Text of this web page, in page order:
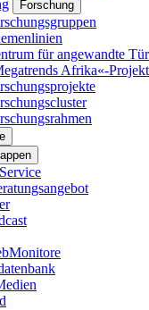
Forschung
für angewandte
Afrika«-Projekt